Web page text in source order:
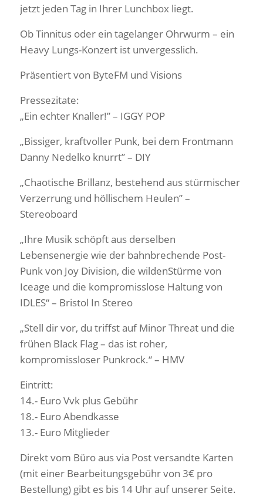
jetzt jeden Tag in Ihrer Lunchbox liegt.
Ob Tinnitus oder ein tagelanger Ohrwurm – ein
Heavy Lungs-Konzert ist unvergesslich.
Präsentiert von ByteFM und Visions
Pressezitate:
„Ein echter Knaller!” – IGGY POP
„Bissiger, kraftvoller Punk, bei dem Frontmann
Danny Nedelko knurrt” – DIY
„Chaotische Brillanz, bestehend aus stürmischer
Verzerrung und höllischem Heulen” –
Stereoboard
„Ihre Musik schöpft aus derselben
Lebensenergie wie der bahnbrechende Post-
Punk von Joy Division, die wildenStürme von
Iceage und die kompromisslose Haltung von
IDLES“ – Bristol In Stereo
„Stell dir vor, du triffst auf Minor Threat und die
frühen Black Flag – das ist roher,
kompromissloser Punkrock.“ – HMV
Eintritt:
14.- Euro Vvk plus Gebühr
18.- Euro Abendkasse
13.- Euro Mitglieder
Direkt vom Büro aus via Post versandte Karten
(mit einer Bearbeitungsgebühr von 3€ pro
Bestellung) gibt es bis 14 Uhr auf unserer Seite.